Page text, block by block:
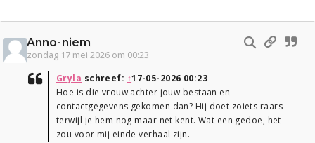
Anno-niem
zondag 17 mei 2026 om 00:23
Gryla schreef: ↑17-05-2026 00:23
Hoe is die vrouw achter jouw bestaan en
contactgegevens gekomen dan? Hij doet zoiets raars
terwijl je hem nog maar net kent. Wat een gedoe, het
zou voor mij einde verhaal zijn.